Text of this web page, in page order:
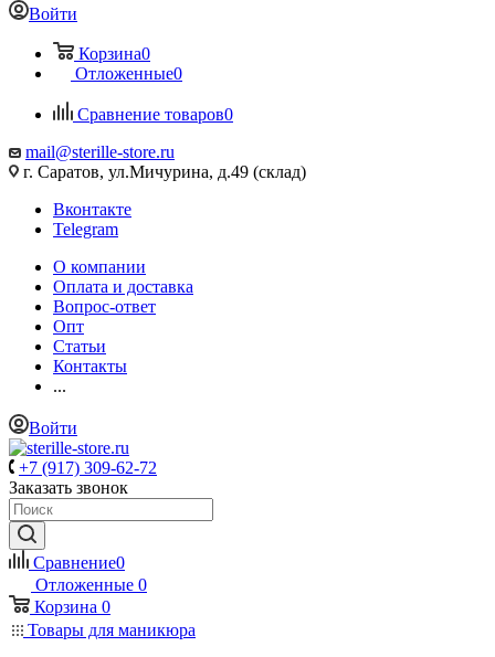
Войти
Корзина0
Отложенные0
Сравнение товаров0
mail@sterille-store.ru
г. Саратов, ул.Мичурина, д.49 (склад)
Вконтакте
Telegram
О компании
Оплата и доставка
Вопрос-ответ
Опт
Статьи
Контакты
...
Войти
+7 (917) 309-62-72
Заказать звонок
Сравнение0
Отложенные 0
Корзина 0
Товары для маникюра